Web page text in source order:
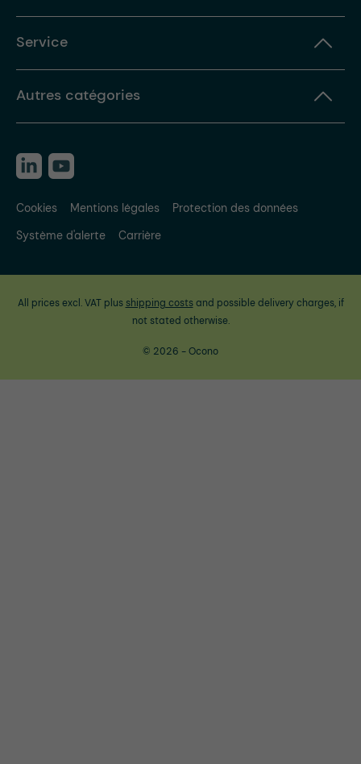
Service
Autres catégories
Cookies Mentions légales
Protection des données
Système d'alerte
Carrière
All prices excl. VAT plus shipping costsand possible delivery charges, if
not stated otherwise.
© 2026 - Ocono